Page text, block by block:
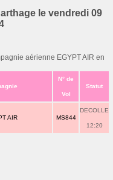
le vendredi 09
aérienne EGYPT AIR en
N° de
Vol
Statut
AIR MS844
DECOLLE
12:20